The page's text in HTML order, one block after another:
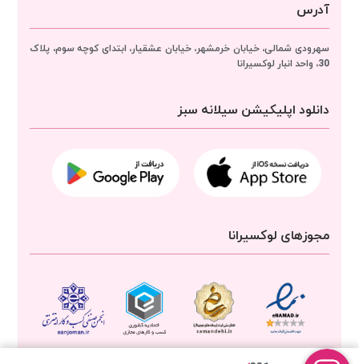
آدرس
سهرودی شمالی، خیابان خرمشهر، خیابان عشقیار، ابتدای کوچه سوم، پلاک
30، واحد انبار
لوکسیرانا
دانلود اپلیکیشن سیلانه سبز
مجوزهای لوکسیرانا